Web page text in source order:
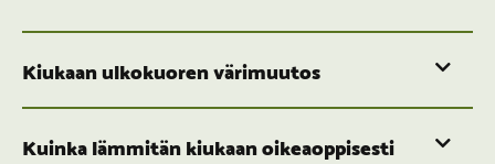
Kiukaan ulkokuoren värimuutos
Kuinka lämmitän kiukaan oikeaoppisesti